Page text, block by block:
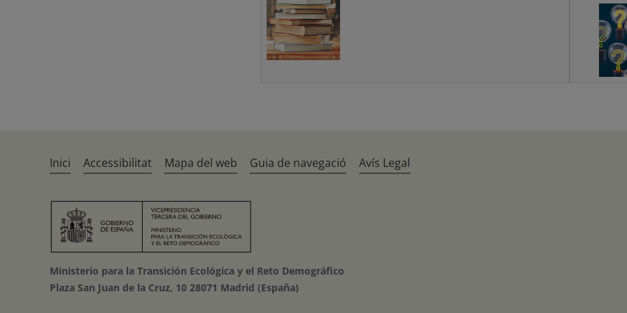
Inici Accessibilitat Mapa del web Guia de navegació Avís Legal
Ministerio para la Transición Ecológica y el Reto Demográfico
Plaza San Juan de la Cruz, 10 28071 Madrid (España)